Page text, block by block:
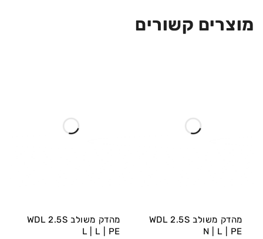
מוצרים קשורים
מהדק משולב WDL 2.5S
N | L | PE
מהדק משולב WDL 2.5S
L | L | PE